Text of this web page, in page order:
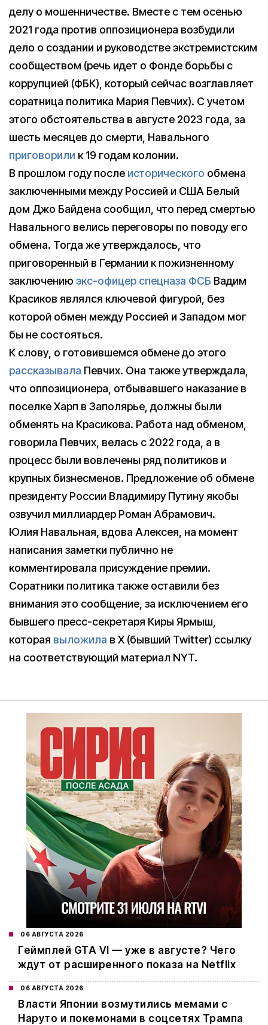
делу о мошенничестве. Вместе с тем осенью
2021 года против оппозиционера возбудили
дело о создании и руководстве экстремистским
сообществом (речь идет о Фонде борьбы с
коррупцией (ФБК), который сейчас возглавляет
соратница политика Мария Певчих). С учетом
этого обстоятельства в августе 2023 года, за
шесть месяцев до смерти, Навального
приговорили к 19 годам колонии.
В прошлом году после исторического обмена
заключенными между Россией и США Белый
дом Джо Байдена сообщил, что перед смертью
Навального велись переговоры по поводу его
обмена. Тогда же утверждалось, что
приговоренный в Германии к пожизненному
заключению экс-офицер спецназа ФСБ Вадим
Красиков являлся ключевой фигурой, без
которой обмен между Россией и Западом мог
бы не состояться.
К слову, о готовившемся обмене до этого
рассказывала Певчих. Она также утверждала,
что оппозиционера, отбывавшего наказание в
поселке Харп в Заполярье, должны были
обменять на Красикова. Работа над обменом,
говорила Певчих, велась с 2022 года, а в
процесс были вовлечены ряд политиков и
крупных бизнесменов. Предложение об обмене
президенту России Владимиру Путину якобы
озвучил миллиардер Роман Абрамович.
Юлия Навальная, вдова Алексея, на момент
написания заметки публично не
комментировала присуждение премии.
Соратники политика также оставили без
внимания это сообщение, за исключением его
бывшего пресс-секретаря Киры Ярмыш,
которая выложила в X (бывший Twitter) ссылку
на соответствующий материал NYT.
06 АВГУСТА 2026
Геймплей GTA VI — уже в августе? Чего
ждут от расширенного показа на Netflix
06 АВГУСТА 2026
Власти Японии возмутились мемами с
Наруто и покемонами в соцсетях Трампа